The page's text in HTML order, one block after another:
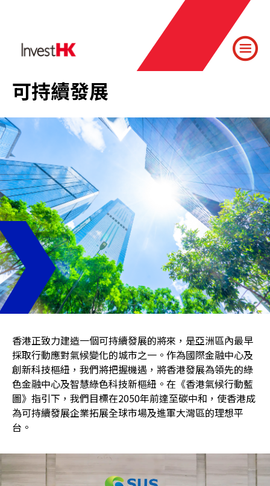
可持續發展
香港正致力建造一個可持續發展的將來，是亞洲區內最早
採取行動應對氣候變化的城市之一。作為國際金融中心及
創新科技樞紐，我們將把握機遇，將香港發展為領先的綠
色金融中心及智慧綠色科技新樞紐。在《香港氣候行動藍
圖》指引下，我們目標在2050年前達至碳中和，使香港成
為可持續發展企業拓展全球市場及進軍大灣區的理想平
台。